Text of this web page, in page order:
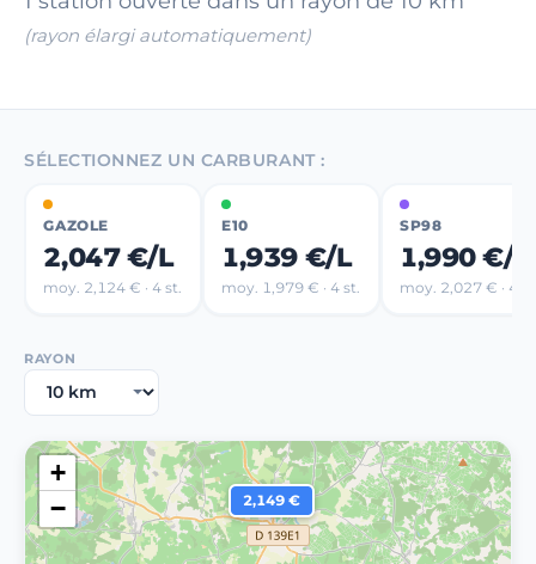
(rayon élargi automatiquement)
SÉLECTIONNEZ UN CARBURANT :
GAZOLE
2,047 €/L
moy. 2,124 € · 4 st.
E10
1,939 €/L
moy. 1,979 € · 4 st.
SP98
1,990 €/L
moy. 2,027 € · 4
RAYON
2,149 €
+
−